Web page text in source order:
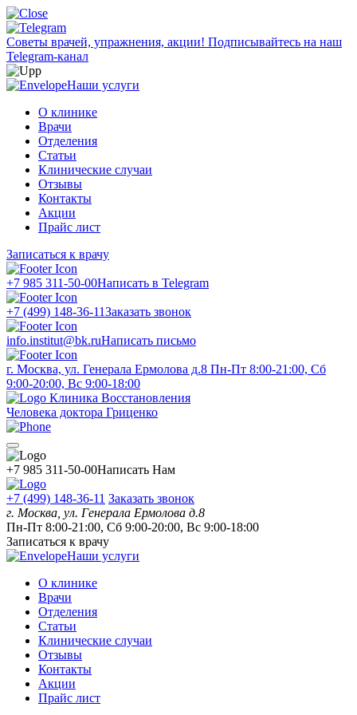
Советы врачей, упражнения, акции! Подписывайтесь на наш
Telegram-канал
Наши услуги
О клинике
Врачи
Отделения
Статьи
Клинические случаи
Отзывы
Контакты
Акции
Прайс лист
Записаться к врачу
+7 985 311-50-00Написать в Telegram
+7 (499) 148-36-11Заказать звонок
info.institut@bk.ruНаписать письмо
г. Москва, ул. Генерала Ермолова д.8 Пн-Пт 8:00-21:00, Сб
9:00-20:00, Вс 9:00-18:00
Клиника Восстановления
Человека доктора Гриценко
+7 985 311-50-00Написать Нам
+7 (499) 148-36-11 Заказать звонок
г. Москва, ул. Генерала Ермолова д.8
Пн-Пт 8:00-21:00, Сб 9:00-20:00, Вс 9:00-18:00
Записаться к врачу
Наши услуги
О клинике
Врачи
Отделения
Статьи
Клинические случаи
Отзывы
Контакты
Акции
Прайс лист